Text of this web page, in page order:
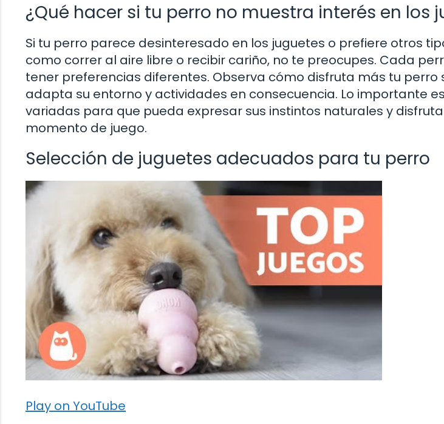
¿Qué hacer si tu perro no muestra interés en los
Si tu perro parece desinteresado en los juguetes o prefiere otros
como correr al aire libre o recibir cariño, no te preocupes. Cada
tener preferencias diferentes. Observa cómo disfruta más tu perro
adapta su entorno y actividades en consecuencia. Lo importante
variadas para que pueda expresar sus instintos naturales y
momento de juego.
Selección de juguetes adecuados para tu perro
Play on YouTube